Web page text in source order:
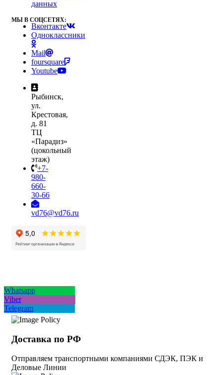
данных
МЫ В СОЦСЕТЯХ:
Вконтакте
Одноклассники
Mail
foursquare
Youtube
Рыбинск,
ул.
Крестовая,
д. 81
ТЦ
«Парадиз»
(цокольный
этаж)
+7-
980-
660-
30-66
vd76@vd76.ru
Whatsapp
Viber
Telegram
Доставка по РФ
Отправляем транспортными компаниями СДЭК, ПЭК и
Деловые Линии